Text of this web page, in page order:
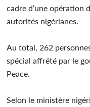
cadre d’une opération
autorités nigérianes.
Au total, 262
spécial affrété par le
Peace.
Selon le ministère